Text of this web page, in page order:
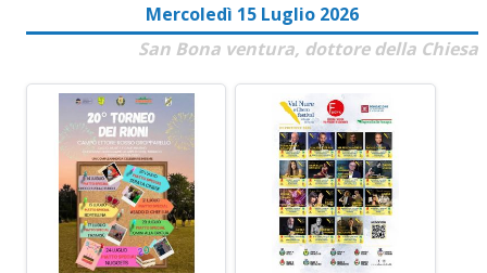
Mercoledì 15 Luglio 2026
San Bona ventura, dottore della Chiesa